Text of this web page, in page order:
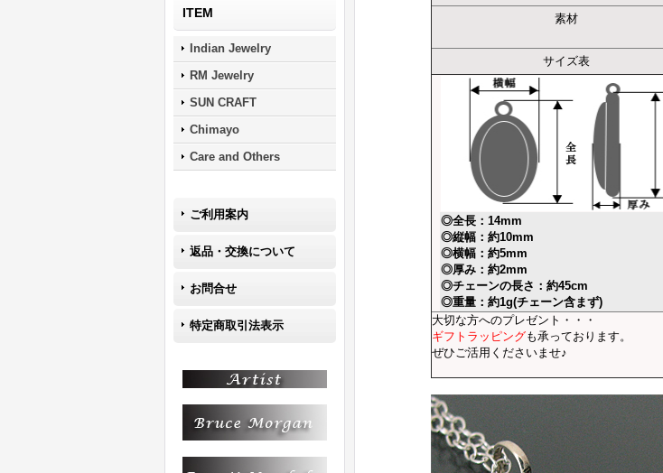
ITEM
Indian Jewelry
RM Jewelry
SUN CRAFT
Chimayo
Care and Others
ご利用案内
返品・交換について
お問合せ
特定商取引法表示
素材
サイズ表
◎全長：14mm
◎縦幅：約10mm
◎横幅：約5mm
◎厚み：約2mm
◎チェーンの長さ：約45cm
◎重量：約1g(チェーン含まず)
大切な方へのプレゼント・・・
ギフトラッピングも承っております。
ぜひご活用くださいませ♪